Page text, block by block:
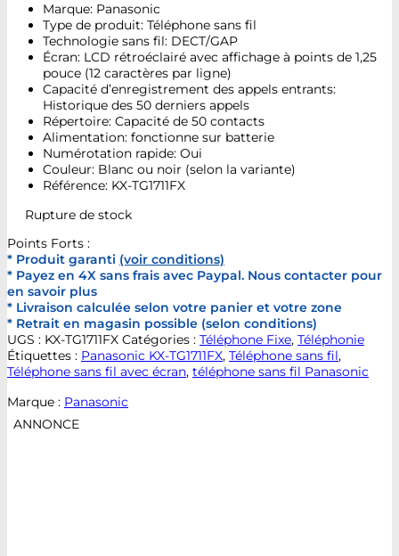
Marque: Panasonic
Type de produit: Téléphone sans fil
Technologie sans fil: DECT/GAP
Écran: LCD rétroéclairé avec affichage à points de 1,25
pouce (12 caractères par ligne)
Capacité d’enregistrement des appels entrants:
Historique des 50 derniers appels
Répertoire: Capacité de 50 contacts
Alimentation: fonctionne sur batterie
Numérotation rapide: Oui
Couleur: Blanc ou noir (selon la variante)
Référence: KX-TG1711FX
Rupture de stock
Points Forts :
* Produit garanti (voir conditions)
* Payez en 4X sans frais avec Paypal. Nous contacter pour
en savoir plus
* Livraison calculée selon votre panier et votre zone
* Retrait en magasin possible (selon conditions)
UGS : KX-TG1711FX Catégories : Téléphone Fixe, Téléphonie
Étiquettes : Panasonic KX-TG1711FX, Téléphone sans fil,
Téléphone sans fil avec écran, téléphone sans fil Panasonic
Marque : Panasonic
ANNONCE